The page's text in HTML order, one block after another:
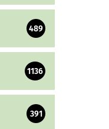
489
1136
391